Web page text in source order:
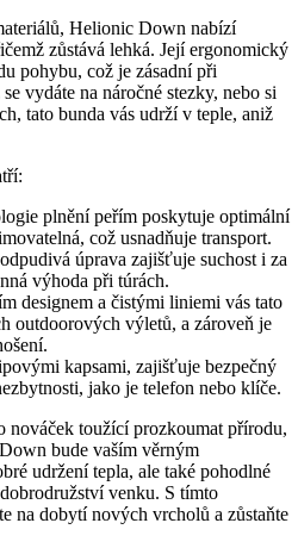
Helionic Down nabízí
zůstává lehká. Její ergonomický
pohybu, což je zásadní při
vydáte na náročné stezky, nebo si
tato bunda vás udrží v teple, aniž
plnění peřím poskytuje optimální
což usnadňuje transport.
úprava zajišťuje suchost i za
výhoda při túrách.
designem a čistými liniemi vás tato
outdoorových výletů, a zároveň je
kapsami, zajišťuje bezpečný
jako je telefon nebo klíče.
nováček toužící prozkoumat přírodu,
bude vaším věrným
udržení tepla, ale také pohodlné
venku. S tímto
na dobytí nových vrcholů a zůstaňte